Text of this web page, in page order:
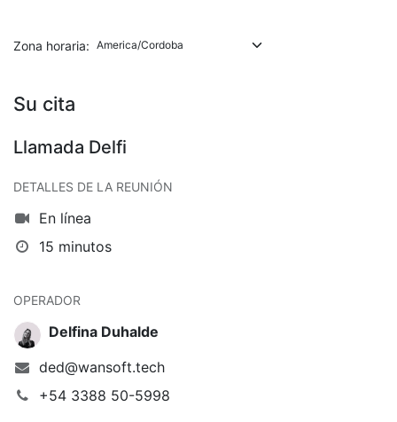
Zona horaria:
Su cita
Llamada Delfi
DETALLES DE LA REUNIÓN
En línea
15 minutos
OPERADOR
Delfina Duhalde
ded@wansoft.tech
+54 3388 50-5998